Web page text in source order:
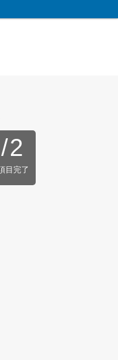
/2
目完了